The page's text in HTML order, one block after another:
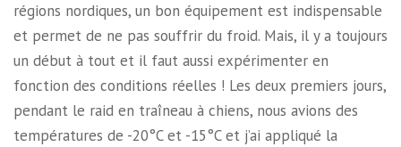
régions nordiques, un bon équipement est indispensable
et permet de ne pas souffrir du froid. Mais, il y a toujours
un début à tout et il faut aussi expérimenter en
fonction des conditions réelles ! Les deux premiers jours,
pendant le raid en traîneau à chiens, nous avions des
températures de -20°C et -15°C et j’ai appliqué la